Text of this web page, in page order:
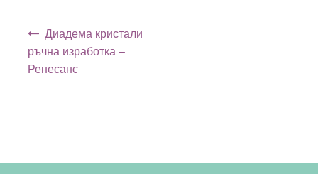
Диадема кристали
ръчна изработка –
Ренесанс